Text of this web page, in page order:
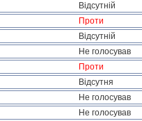
Відсутній
Проти
Відсутній
Не голосував
Проти
Відсутня
Не голосував
Не голосував